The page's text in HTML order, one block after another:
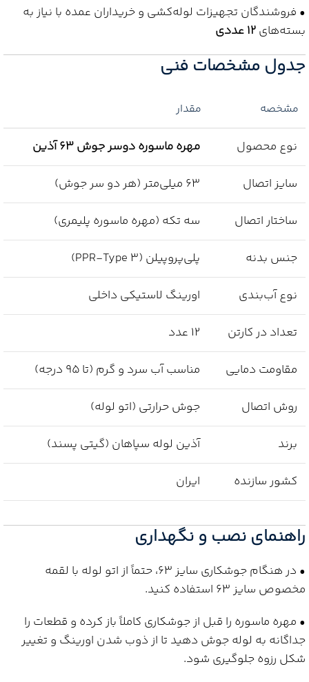
• فروشندگان تجهیزات لوله‌کشی و خریداران عمده با نیاز به
بسته‌های12 عددی
جدول مشخصات فنی
مشخصه مقدار
نوع محصول مهره ماسوره دوسر جوش 63 آذین
سایز اتصال 63 میلی‌متر (هر دو سر جوش)
ساختار اتصال سه تکه (مهره ماسوره پلیمری)
جنس بدنه پلی‌پروپیلن (PPR-Type 3)
نوع آب‌بندی اورینگ لاستیکی داخلی
تعداد در کارتن 12 عدد
مقاومت دمایی مناسب آب سرد و گرم (تا 95 درجه)
روش اتصال جوش حرارتی (اتو لوله)
برند آذین لوله سپاهان (گیتی پسند)
کشور سازنده ایران
راهنمای نصب و نگهداری
• در هنگام جوشکاری سایز 63، حتماً از اتو لوله با لقمه
مخصوص سایز 63 استفاده کنید.
• مهره ماسوره را قبل از جوشکاری کاملاً باز کرده و قطعات را
جداگانه به لوله جوش دهید تا از ذوب شدن اورینگ و تغییر
شکل رزوه جلوگیری شود.